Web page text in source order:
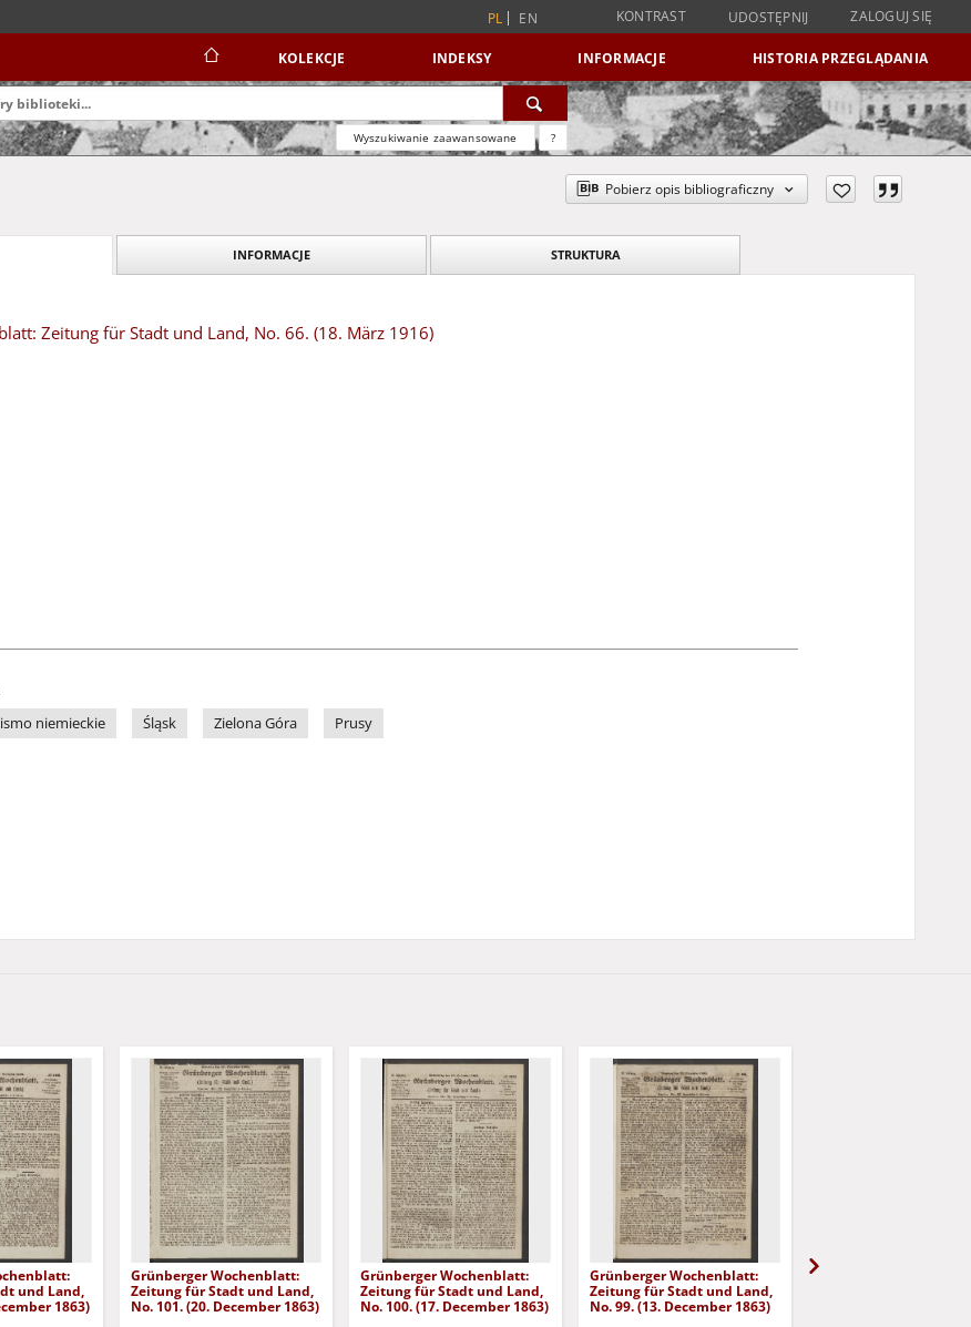
PL EN KONTRAST UDOSTĘPNIJ ZALOGUJ SIĘ
KOLEKCJE INDEKSY INFORMACJE HISTORIA PRZEGLĄDANIA
Wyszukiwanie zaawansowane ?
Pobierz opis bibliograficzny
INFORMACJE STRUKTURA
Zeitung für Stadt und Land, No. 66. (18. März 1916)
niemieckie Śląsk Zielona Góra Prusy
und Land,
1863)
Grünberger Wochenblatt:
Zeitung für Stadt und Land,
No. 101. (20. December 1863)
Grünberger Wochenblatt:
Zeitung für Stadt und Land,
No. 100. (17. December 1863)
Grünberger Wochenblatt:
Zeitung für Stadt und Land,
No. 99. (13. December 1863)